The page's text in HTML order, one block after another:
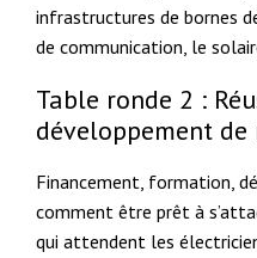
infrastructures de bornes
de communication, le
Table ronde 2 :
développement de
Financement, formation,
comment être prêt à
qui attendent les